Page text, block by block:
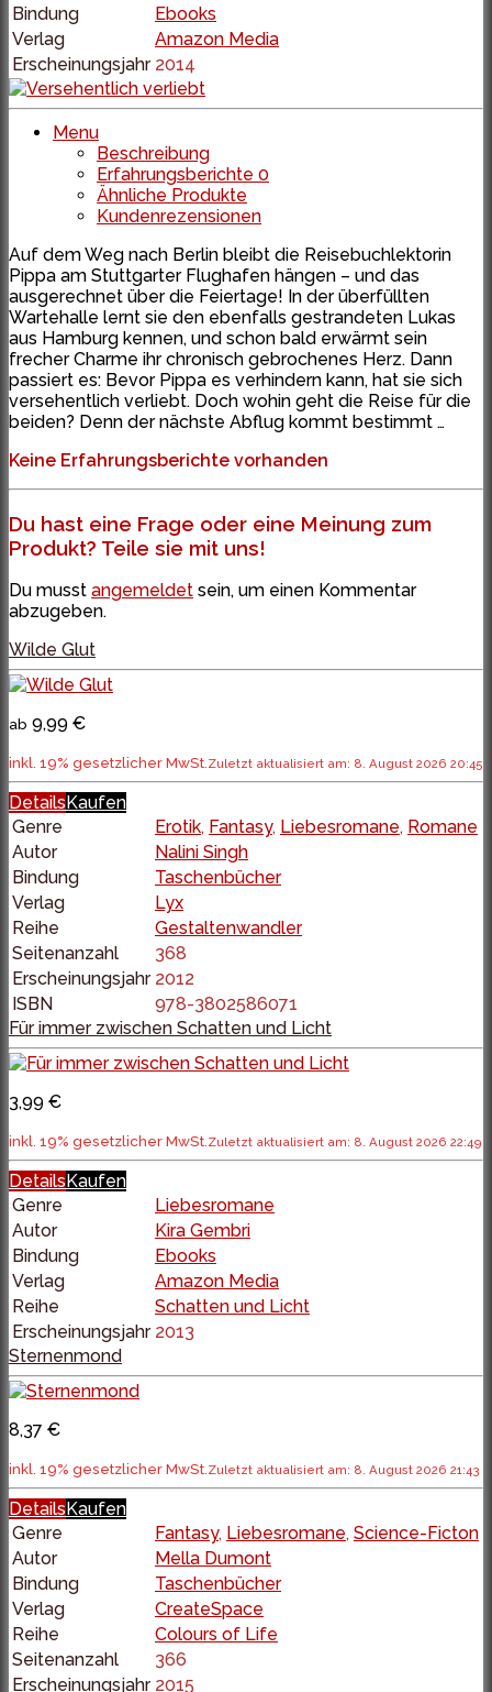
Bindung
Ebooks
Verlag
Amazon Media
Erscheinungsjahr 2014
Menu
Beschreibung
Erfahrungsberichte 0
Ähnliche Produkte
Kundenrezensionen
Auf dem Weg nach Berlin bleibt die Reisebuchlektorin
Pippa am Stuttgarter Flughafen hängen – und das
ausgerechnet über die Feiertage! In der überfüllten
Wartehalle lernt sie den ebenfalls gestrandeten Lukas
aus Hamburg kennen, und schon bald erwärmt sein
frecher Charme ihr chronisch gebrochenes Herz. Dann
passiert es: Bevor Pippa es verhindern kann, hat sie sich
versehentlich verliebt. Doch wohin geht die Reise für die
beiden? Denn der nächste Abflug kommt bestimmt …
Keine Erfahrungsberichte vorhanden
Du hast eine Frage oder eine Meinung zum
Produkt? Teile sie mit uns!
Du musst angemeldet sein, um einen Kommentar
abzugeben.
Wilde Glut
ab 9,99 €
inkl. 19% gesetzlicher MwSt.Zuletzt aktualisiert am: 8. August 2026 20:45
Details Kaufen
Genre
Erotik, Fantasy, Liebesromane, Romane
Autor
Nalini Singh
Bindung
Taschenbücher
Verlag
Lyx
Reihe
Gestaltenwandler
Seitenanzahl
368
Erscheinungsjahr 2012
ISBN
978-3802586071
Für immer zwischen Schatten und Licht
3,99 €
inkl. 19% gesetzlicher MwSt.Zuletzt aktualisiert am: 8. August 2026 22:49
Details Kaufen
Genre
Liebesromane
Autor
Kira Gembri
Bindung
Ebooks
Verlag
Amazon Media
Reihe
Schatten und Licht
Erscheinungsjahr 2013
Sternenmond
8,37 €
inkl. 19% gesetzlicher MwSt.Zuletzt aktualisiert am: 8. August 2026 21:43
Details Kaufen
Genre
Fantasy, Liebesromane, Science-Ficton
Autor
Mella Dumont
Bindung
Taschenbücher
Verlag
CreateSpace
Reihe
Colours of Life
Seitenanzahl
366
Erscheinungsjahr 2015